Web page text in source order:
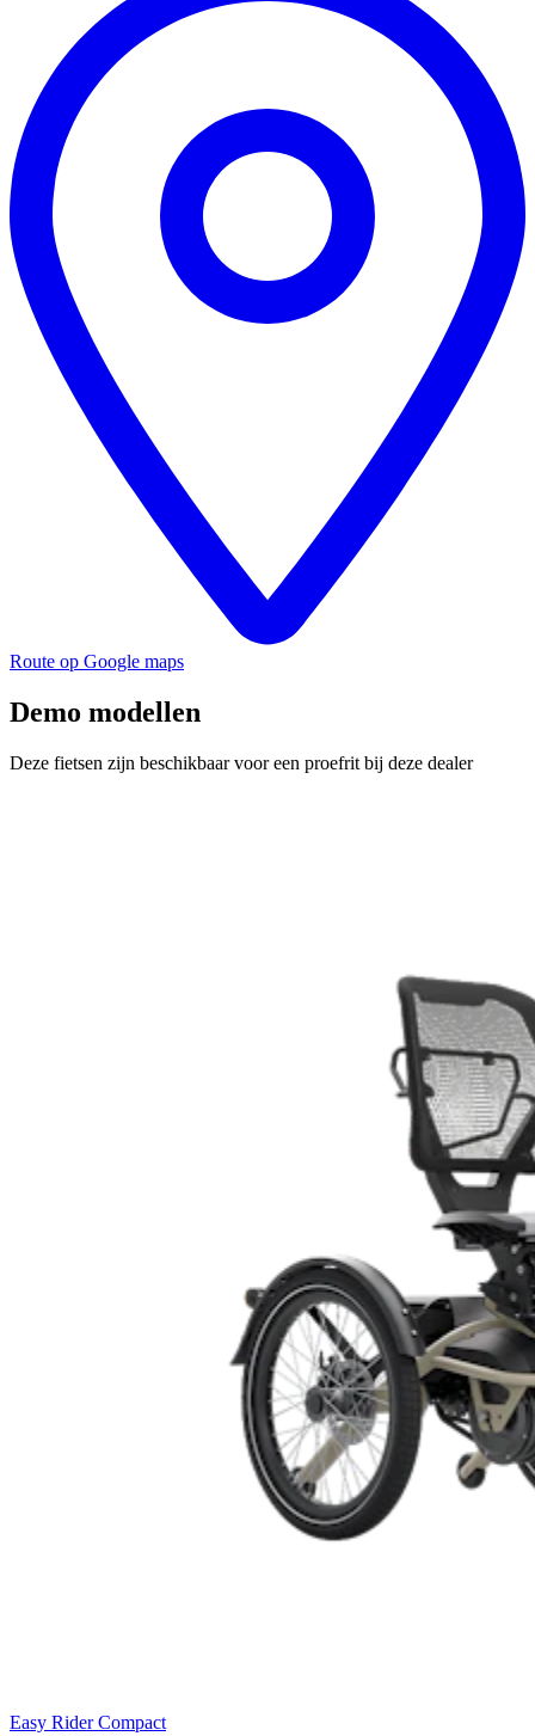
Route op Google maps
Demo modellen
Deze fietsen zijn beschikbaar voor een proefrit bij deze dealer
Easy Rider Compact